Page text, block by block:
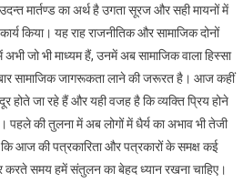
होते
जा
रहे
मार्तण्ड का अर्थ है उगता सूरज और सही मायनों में
किया। यह राह राजनीतिक और सामाजिक दोनों
जो भी माध्यम हैं, उनमें अब सामाजिक वाला हिस्सा
सामाजिक जागरूकता लाने की जरूरत है। आज कहीं
होते जा रहे हैं और यही वजह है कि व्यक्ति प्रिय होने
पहले की तुलना में अब लोगों में धैर्य का अभाव भी तेजी
आज की पत्रकारिता और पत्रकारों के समक्ष कई
करते समय हमें संतुलन का बेहद ध्यान रखना चाहिए।